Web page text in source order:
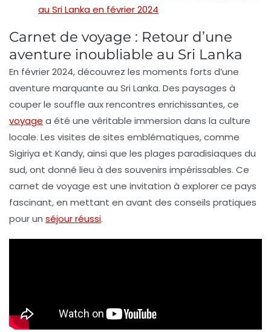
au Sri Lanka en février 2024
Carnet de voyage : Retour d’une
aventure inoubliable au Sri Lanka
En février 2024, découvrez les moments forts d’une
aventure marquante au Sri Lanka. Des paysages à
couper le souffle aux rencontres enrichissantes, ce
voyage a été une véritable immersion dans la culture
locale. Les visites de sites emblématiques, comme
Sigiriya et Kandy, ainsi que les plages paradisiaques du
sud, ont donné lieu à des souvenirs impérissables. Ce
carnet de voyage est une invitation à explorer ce pays
fascinant, en mettant en avant des conseils pratiques
pour un séjour réussi.